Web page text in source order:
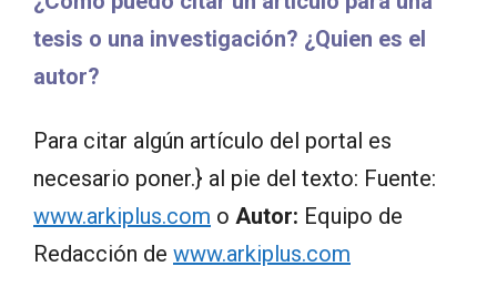
tesis o una investigación? ¿Quien es el
autor?
Para citar algún artículo del portal es
necesario poner.} al pie del texto: Fuente:
www.arkiplus.com o Autor: Equipo de
Redacción de www.arkiplus.com